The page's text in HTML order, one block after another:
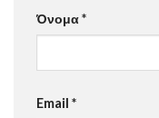
Όνομα*
Email *